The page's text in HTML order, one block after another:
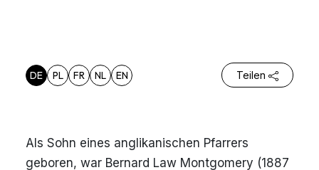
DE PL FR NL EN Teilen
Als Sohn eines anglikanischen Pfarrers
geboren, war Bernard Law Montgomery (1887